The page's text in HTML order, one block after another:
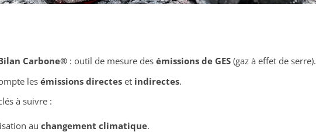
Carbone®: outil de mesure des émissions de GES(gaz à effet de serre).
lesémissions directeset indirectes.
à suivre :
au changement climatique.